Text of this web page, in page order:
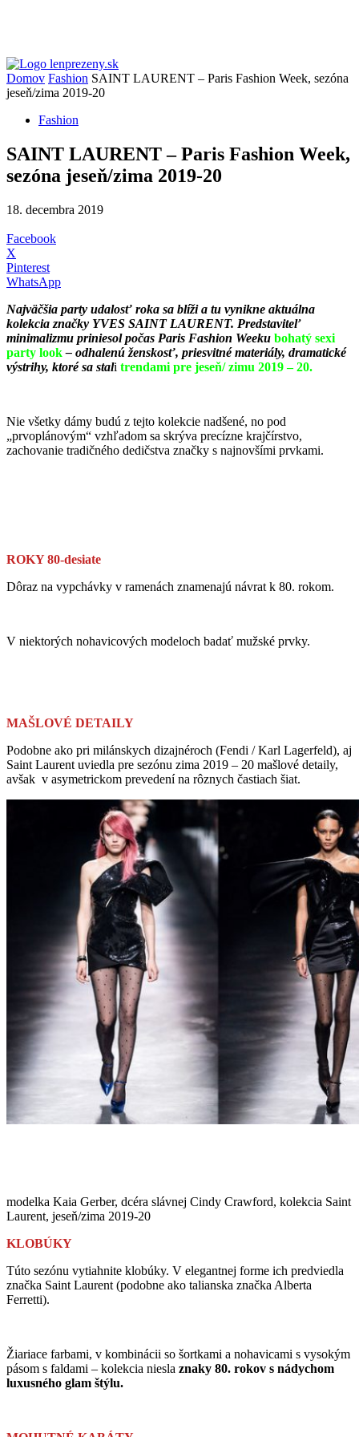
Domov Fashion SAINT LAURENT – Paris Fashion Week, sezóna
jeseň/zima 2019-20
Fashion
SAINT LAURENT – Paris Fashion Week,
sezóna jeseň/zima 2019-20
18. decembra 2019
Facebook
X
Pinterest
WhatsApp
Najväčšia party udalosť roka sa blíži a tu vynikne aktuálna
kolekcia značky YVES SAINT LAURENT. Predstaviteľ
minimalizmu priniesol počas Paris Fashion Weeku bohatý sexi
party look – odhalenú ženskosť, priesvitné materiály, dramatické
výstrihy, ktoré sa stali trendami pre jeseň/ zimu 2019 – 20.
Nie všetky dámy budú z tejto kolekcie nadšené, no pod
„prvoplánovým“ vzhľadom sa skrýva precízne krajčírstvo,
zachovanie tradičného dedičstva značky s najnovšími prvkami.
ROKY 80-desiate
Dôraz na vypchávky v ramenách znamenajú návrat k 80. rokom.
V niektorých nohavicových modeloch badať mužské prvky.
MAŠLOVÉ DETAILY
Podobne ako pri milánskych dizajnéroch (Fendi / Karl Lagerfeld), aj
Saint Laurent uviedla pre sezónu zima 2019 – 20 mašlové detaily,
avšak v asymetrickom prevedení na rôznych častiach šiat.
modelka Kaia Gerber, dcéra slávnej Cindy Crawford, kolekcia Saint
Laurent, jeseň/zima 2019-20
KLOBÚKY
Túto sezónu vytiahnite klobúky. V elegantnej forme ich predviedla
značka Saint Laurent (podobne ako talianska značka Alberta
Ferretti).
Žiariace farbami, v kombinácii so šortkami a nohavicami s vysokým
pásom s faldami – kolekcia niesla znaky 80. rokov s nádychom
luxusného glam štýlu.